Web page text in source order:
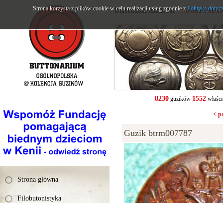
Strona główna
Filobutonistyka
buttonarium.eu- Strona
8230guzików 1552
<
Guzik btrm007787
Strona korzysta z plików cookie w celu realizacji usług zgodnie zPolityką